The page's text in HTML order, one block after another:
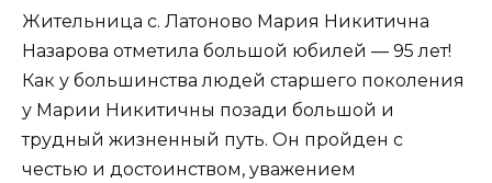
Жительница с. Латоново Мария Никитична
Назарова отметила большой юбилей — 95 лет!
Как у большинства людей старшего поколения
у Марии Никитичны позади большой и
трудный жизненный путь. Он пройден с
честью и достоинством, уважением